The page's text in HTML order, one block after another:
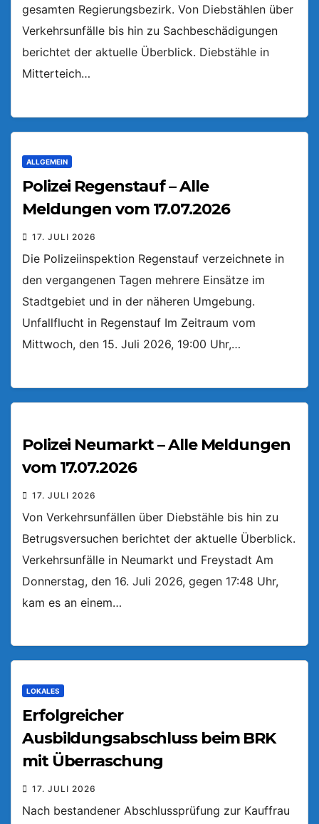
gesamten Regierungsbezirk. Von Diebstählen über
Verkehrsunfälle bis hin zu Sachbeschädigungen
berichtet der aktuelle Überblick. Diebstähle in
Mitterteich…
ALLGEMEIN
Polizei Regenstauf – Alle
Meldungen vom 17.07.2026
17. JULI 2026
Die Polizeiinspektion Regenstauf verzeichnete in
den vergangenen Tagen mehrere Einsätze im
Stadtgebiet und in der näheren Umgebung.
Unfallflucht in Regenstauf Im Zeitraum vom
Mittwoch, den 15. Juli 2026, 19:00 Uhr,…
Polizei Neumarkt – Alle Meldungen
vom 17.07.2026
17. JULI 2026
Von Verkehrsunfällen über Diebstähle bis hin zu
Betrugsversuchen berichtet der aktuelle Überblick.
Verkehrsunfälle in Neumarkt und Freystadt Am
Donnerstag, den 16. Juli 2026, gegen 17:48 Uhr,
kam es an einem…
LOKALES
Erfolgreicher
Ausbildungsabschluss beim BRK
mit Überraschung
17. JULI 2026
Nach bestandener Abschlussprüfung zur Kauffrau